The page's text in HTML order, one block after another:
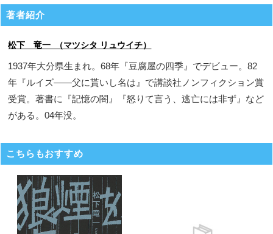
著者紹介
松下 竜一 （マツシタ リュウイチ）
1937年大分県生まれ。68年『豆腐屋の四季』でデビュー。82
年『ルイズ――父に貰いし名は』で講談社ノンフィクション賞
受賞。著書に『記憶の闇』『怒りて言う、逃亡には非ず』など
がある。04年没。
こちらもおすすめ